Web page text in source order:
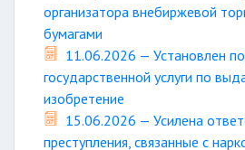
организатора внебиржевой
бумагами
11.06.2026 — Установлен
государственной услуги по
изобретение
15.06.2026 — Усилена
преступления, связанные с